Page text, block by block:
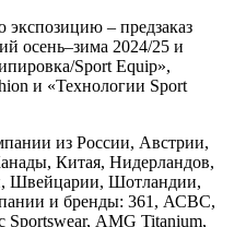
экспозицию – предзаказ
осень–зима 2024/25 и
Sport Equip»,
и «Технологии Sport
из России, Австрии,
Китая, Нидерландов,
Швейцарии, Шотландии,
и бренды: 361, АСВС,
Sportswear, АМG Titanium,